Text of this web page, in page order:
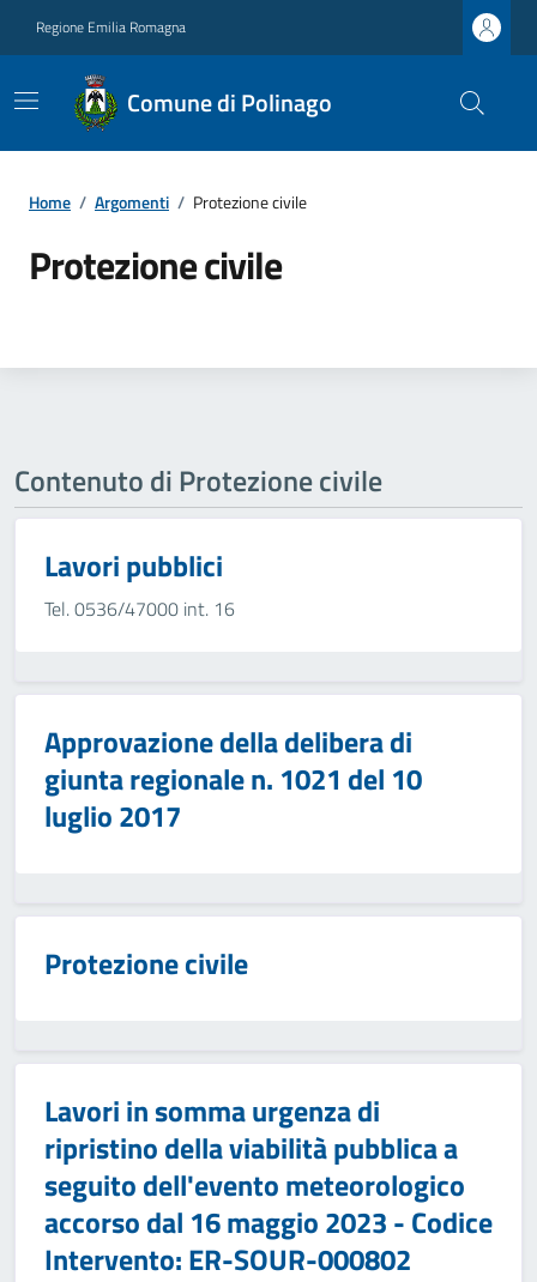
Regione Emilia Romagna
Comune di Polinago
Home / Argomenti / Protezione civile
Protezione civile
Contenuto di Protezione civile
Lavori pubblici
Tel. 0536/47000 int. 16
Approvazione della delibera di
giunta regionale n. 1021 del 10
luglio 2017
Protezione civile
Lavori in somma urgenza di
ripristino della viabilità pubblica a
seguito dell'evento meteorologico
accorso dal 16 maggio 2023 - Codice
Intervento: ER-SOUR-000802